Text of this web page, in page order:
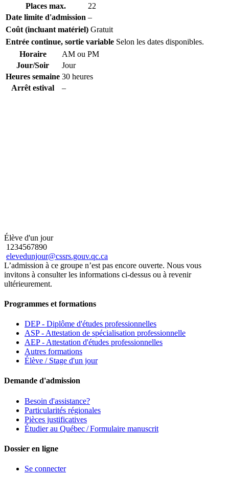
Places max.
22
Date limite d'admission –
Coût (incluant matériel) Gratuit
Entrée continue, sortie variable Selon les dates disponibles.
Horaire
AM ou PM
Jour/Soir
Jour
Heures semaine 30 heures
Arrêt estival
–
Élève d'un jour
1234567890
elevedunjour@cssrs.gouv.qc.ca
L’admission à ce groupe n’est pas encore ouverte. Nous vous
invitons à consulter les informations ci-dessus ou à revenir
ultérieurement.
Programmes et formations
DEP - Diplôme d'études professionnelles
ASP - Attestation de spécialisation professionnelle
AEP - Attestation d'études professionnelles
Autres formations
Élève / Stage d'un jour
Demande d'admission
Besoin d'assistance?
Particularités régionales
Pièces justificatives
Étudier au Québec / Formulaire manuscrit
Dossier en ligne
Se connecter